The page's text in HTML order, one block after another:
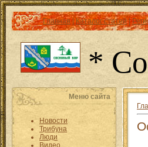
Главная|Каталог статей|
*
Меню сайта
Новости
Трибуна
Люди
Видео